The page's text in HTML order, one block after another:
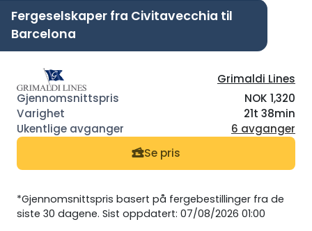
Fergeselskaper fra Civitavecchia til
Barcelona
Grimaldi Lines
NOK 1,320
21t 38min
6 avganger
Se pris
*Gjennomsnittspris basert på fergebestillinger fra de
siste 30 dagene. Sist oppdatert: 07/08/2026 01:00